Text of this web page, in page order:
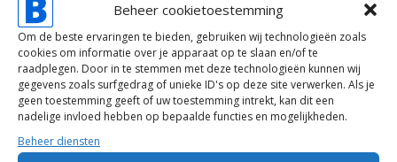
Beheer cookietoestemming
Om de beste ervaringen te bieden, gebruiken wij technologieën zoals
cookies om informatie over je apparaat op te slaan en/of te
raadplegen. Door in te stemmen met deze technologieën kunnen wij
gegevens zoals surfgedrag of unieke ID's op deze site verwerken. Als je
geen toestemming geeft of uw toestemming intrekt, kan dit een
nadelige invloed hebben op bepaalde functies en mogelijkheden.
Beheer diensten
Onze laatste blogs